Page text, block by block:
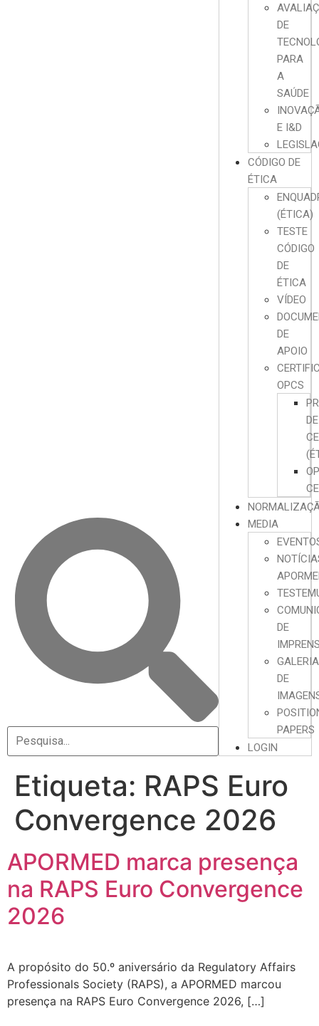
DE
PARA
A
SAÚDE
E I&D
CÓDIGO DE
ÉTICA
(ÉTICA)
TESTE
CÓDIGO
DE
ÉTICA
VÍDEO
DE
APOIO
OPCS
DE
MEDIA
DE
GALERIA
DE
PAPERS
LOGIN
Etiqueta: RAPS Euro
Convergence 2026
APORMED marca presença
na RAPS Euro Convergence
2026
A propósito do 50.º aniversário da Regulatory Affairs
Professionals Society (RAPS), a APORMED marcou
presença na RAPS Euro Convergence 2026, […]